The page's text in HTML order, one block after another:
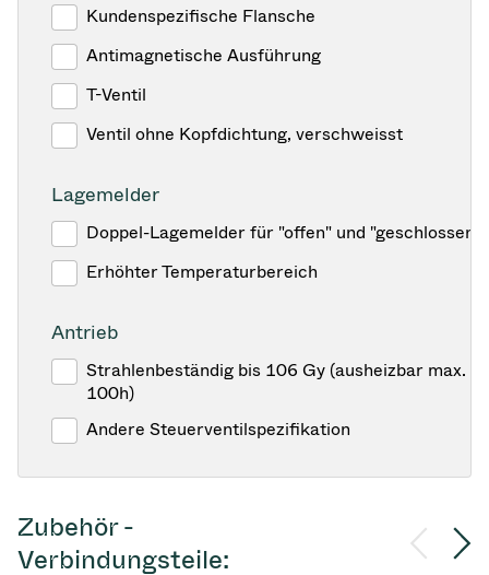
Kundenspezifische Flansche
Antimagnetische Ausführung
T-Ventil
Ventil ohne Kopfdichtung, verschweisst
Lagemelder
Doppel-Lagemelder für "offen" und "geschlossen"
Erhöhter Temperaturbereich
Antrieb
Strahlenbeständig bis 106 Gy (ausheizbar max.
100h)
Andere Steuerventilspezifikation
Zubehör -
Verbindungsteile: